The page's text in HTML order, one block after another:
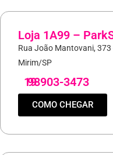
Loja 1A99 –
Rua João Mantovani,
Mirim/SP
19
98903-3473
COMO CHEGAR